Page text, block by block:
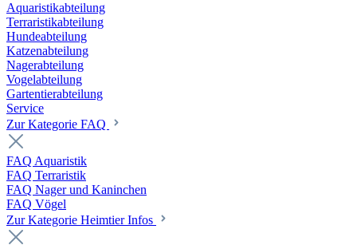
Aquaristikabteilung
Terraristikabteilung
Hundeabteilung
Katzenabteilung
Nagerabteilung
Vogelabteilung
Gartentierabteilung
Service
Zur Kategorie FAQ
FAQ Aquaristik
FAQ Terraristik
FAQ Nager und Kaninchen
FAQ Vögel
Zur Kategorie Heimtier Infos